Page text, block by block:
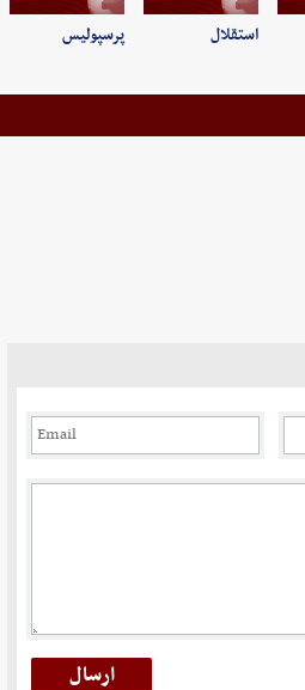
استقلال پرسپولیس